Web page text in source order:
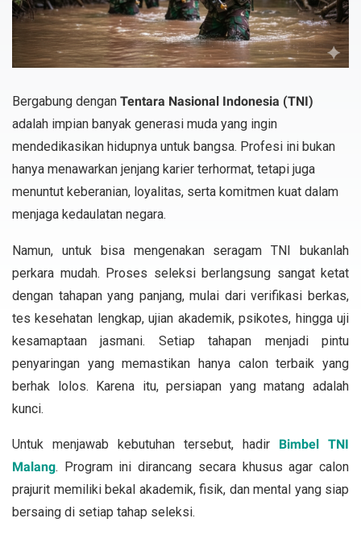
Bergabung dengan Tentara Nasional Indonesia (TNI)
adalah impian banyak generasi muda yang ingin
mendedikasikan hidupnya untuk bangsa. Profesi ini bukan
hanya menawarkan jenjang karier terhormat, tetapi juga
menuntut keberanian, loyalitas, serta komitmen kuat dalam
menjaga kedaulatan negara.
Namun, untuk bisa mengenakan seragam TNI bukanlah
perkara mudah. Proses seleksi berlangsung sangat ketat
dengan tahapan yang panjang, mulai dari verifikasi berkas,
tes kesehatan lengkap, ujian akademik, psikotes, hingga uji
kesamaptaan jasmani. Setiap tahapan menjadi pintu
penyaringan yang memastikan hanya calon terbaik yang
berhak lolos. Karena itu, persiapan yang matang adalah
kunci.
Untuk menjawab kebutuhan tersebut, hadir Bimbel TNI
Malang. Program ini dirancang secara khusus agar calon
prajurit memiliki bekal akademik, fisik, dan mental yang siap
bersaing di setiap tahap seleksi.